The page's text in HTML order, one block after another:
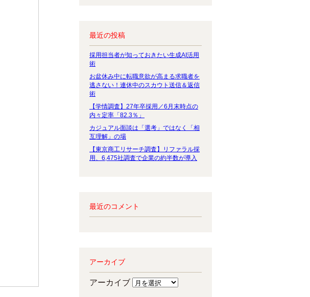
最近の投稿
採用担当者が知っておきたい生成AI活用
術
お盆休み中に転職意欲が高まる求職者を
逃さない！連休中のスカウト送信＆返信
術
【学情調査】27年卒採用／6月末時点の
内々定率「82.3％」
カジュアル面談は「選考」ではなく「相
互理解」の場
【東京商工リサーチ調査】リファラル採
用、6,475社調査で企業の約半数が導入
最近のコメント
アーカイブ
アーカイブ